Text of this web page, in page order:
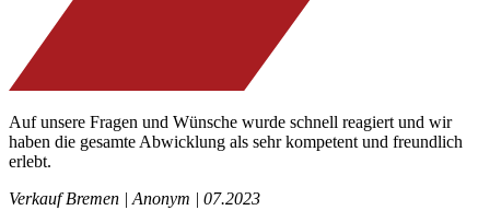
Auf unsere Fragen und Wünsche wurde schnell reagiert und wir
haben die gesamte Abwicklung als sehr kompetent und freundlich
erlebt.
Verkauf Bremen | Anonym | 07.2023